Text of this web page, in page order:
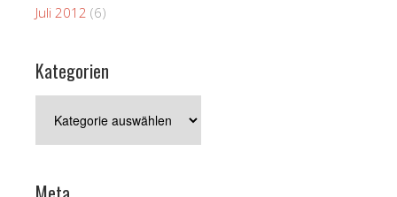
Juli 2012 (6)
Kategorien